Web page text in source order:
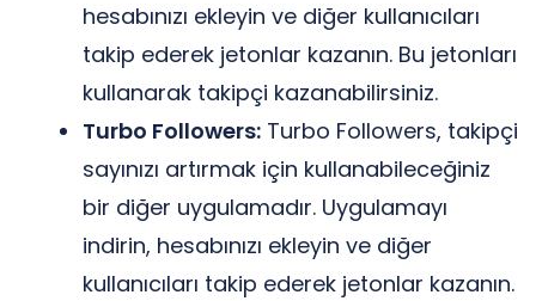
hesabınızı ekleyin ve diğer kullanıcıları
takip ederek jetonlar kazanın. Bu jetonları
kullanarak takipçi kazanabilirsiniz.
Turbo Followers: Turbo Followers, takipçi
sayınızı artırmak için kullanabileceğiniz
bir diğer uygulamadır. Uygulamayı
indirin, hesabınızı ekleyin ve diğer
kullanıcıları takip ederek jetonlar kazanın.